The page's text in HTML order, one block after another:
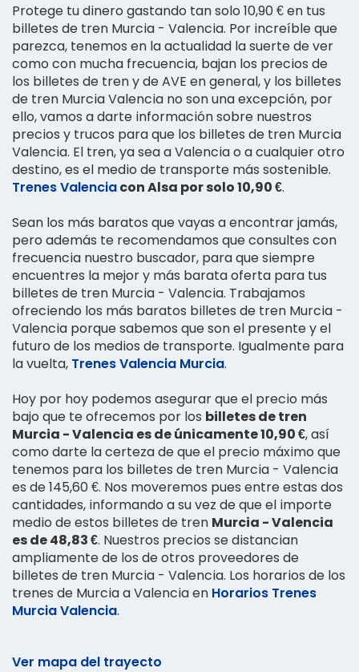
Protege tu dinero gastando tan solo 10,90 € en tus
billetes de tren Murcia - Valencia. Por increíble que
parezca, tenemos en la actualidad la suerte de ver
como con mucha frecuencia, bajan los precios de
los billetes de tren y de AVE en general, y los billetes
de tren Murcia Valencia no son una excepción, por
ello, vamos a darte información sobre nuestros
precios y trucos para que los billetes de tren Murcia
Valencia. El tren, ya sea a Valencia o a cualquier otro
destino, es el medio de transporte más sostenible.
Trenes Valenciacon Alsa por solo 10,90 €.
Sean los más baratos que vayas a encontrar jamás,
pero además te recomendamos que consultes con
frecuencia nuestro buscador, para que siempre
encuentres la mejor y más barata oferta para tus
billetes de tren Murcia - Valencia. Trabajamos
ofreciendo los más baratos billetes de tren Murcia -
Valencia porque sabemos que son el presente y el
futuro de los medios de transporte. Igualmente para
la vuelta, Trenes Valencia Murcia.
Hoy por hoy podemos asegurar que el precio más
bajo que te ofrecemos por los billetes de tren
Murcia - Valencia es de únicamente 10,90 €, así
como darte la certeza de que el precio máximo que
tenemos para los billetes de tren Murcia - Valencia
es de 145,60 €. Nos moveremos pues entre estas dos
cantidades, informando a su vez de que el importe
medio de estos billetes de tren Murcia - Valencia
es de 48,83 €. Nuestros precios se distancian
ampliamente de los de otros proveedores de
billetes de tren Murcia - Valencia. Los horarios de los
trenes de Murcia a Valencia en Horarios Trenes
Murcia Valencia.
Ver mapa del trayecto